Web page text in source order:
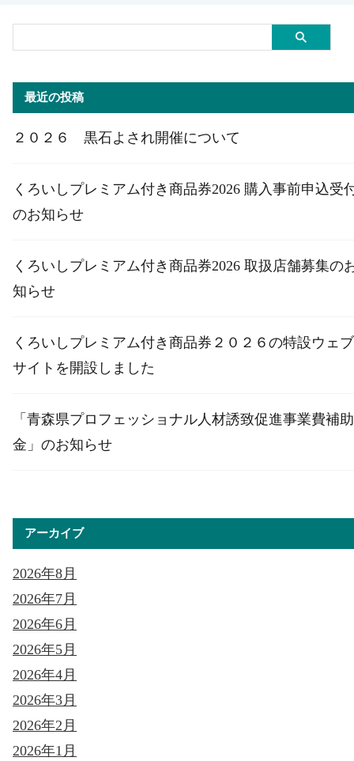
最近の投稿
２０２６ 黒石よされ開催について
くろいしプレミアム付き商品券2026 購入事前申込受
のお知らせ
くろいしプレミアム付き商品券2026 取扱店舗募集の
知らせ
くろいしプレミアム付き商品券２０２６の特設ウェブ
サイトを開設しました
「青森県プロフェッショナル人材誘致促進事業費補助
金」のお知らせ
アーカイブ
2026年8月
2026年7月
2026年6月
2026年5月
2026年4月
2026年3月
2026年2月
2026年1月